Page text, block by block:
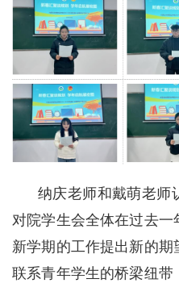
纳庆老师和戴萌老师
对院学生会全体在过去
新学期的工作提出新的
联系青年学生的桥梁纽带